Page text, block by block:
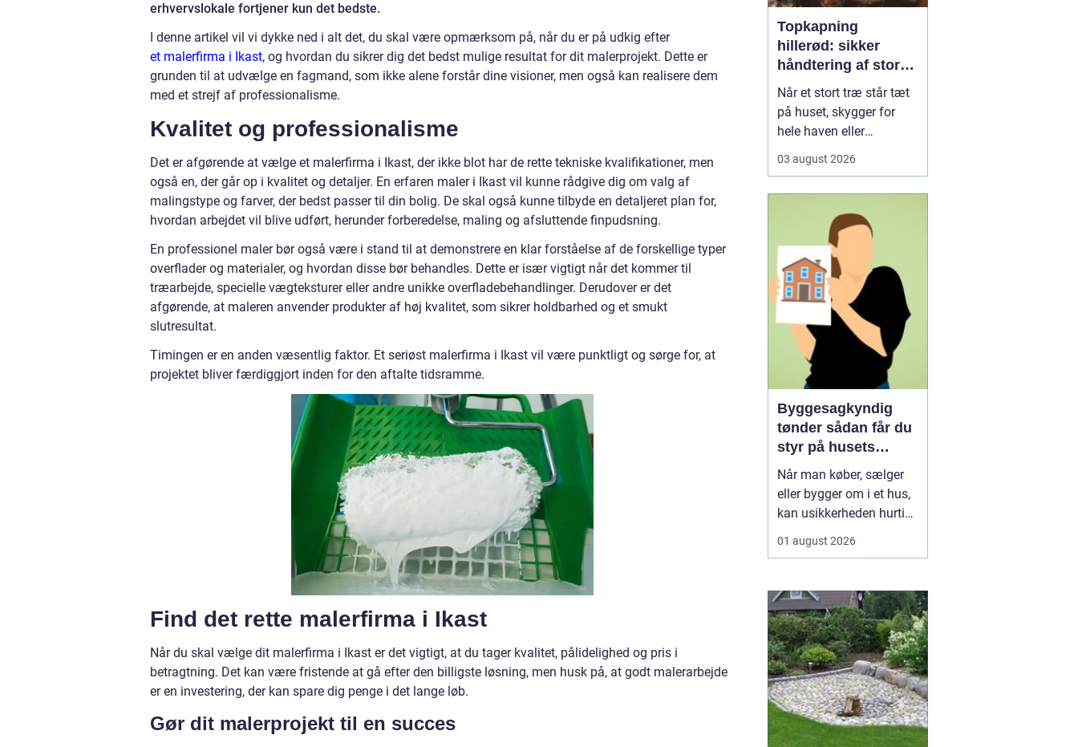
erhvervslokale fortjener kun det bedste.
I denne artikel vil vi dykke ned i alt det, du skal være opmærksom på, når du er på udkig efter
et malerfirma i Ikast, og hvordan du sikrer dig det bedst mulige resultat for dit malerprojekt. Dette er
grunden til at udvælge en fagmand, som ikke alene forstår dine visioner, men også kan realisere dem
med et strejf af professionalisme.
Kvalitet og professionalisme
Det er afgørende at vælge et malerfirma i Ikast, der ikke blot har de rette tekniske kvalifikationer, men
også en, der går op i kvalitet og detaljer. En erfaren maler i Ikast vil kunne rådgive dig om valg af
malingstype og farver, der bedst passer til din bolig. De skal også kunne tilbyde en detaljeret plan for,
hvordan arbejdet vil blive udført, herunder forberedelse, maling og afsluttende finpudsning.
En professionel maler bør også være i stand til at demonstrere en klar forståelse af de forskellige typer
overflader og materialer, og hvordan disse bør behandles. Dette er især vigtigt når det kommer til
træarbejde, specielle vægteksturer eller andre unikke overfladebehandlinger. Derudover er det
afgørende, at maleren anvender produkter af høj kvalitet, som sikrer holdbarhed og et smukt
slutresultat.
Timingen er en anden væsentlig faktor. Et seriøst malerfirma i Ikast vil være punktligt og sørge for, at
projektet bliver færdiggjort inden for den aftalte tidsramme.
Find det rette malerfirma i Ikast
Når du skal vælge dit malerfirma i Ikast er det vigtigt, at du tager kvalitet, pålidelighed og pris i
betragtning. Det kan være fristende at gå efter den billigste løsning, men husk på, at godt malerarbejde
er en investering, der kan spare dig penge i det lange løb.
Gør dit malerprojekt til en succes
Topkapning
hillerød: sikker
håndtering af store
træer i tæt
bebyggelse
Når et stort træ står tæt
på huset, skygger for
hele haven eller
ud, kan almindelig
mange kvarterer ligger
tæt og har gamle træer,
er kontrolleret
topkapning ofte den
mest sikre løs...
03 august 2026
Byggesagkyndig
tønder sådan får du
styr på husets
tilstand
Når man køber, sælger
eller bygger om i et hus,
kan usikkerheden hurtigt
skjulte fejl gemmer sig i
installationerne lovlige?
Og hvordan står det til
med energiforbruget i en
tid, hvor varmeregningen
fylder ...
01 august 2026